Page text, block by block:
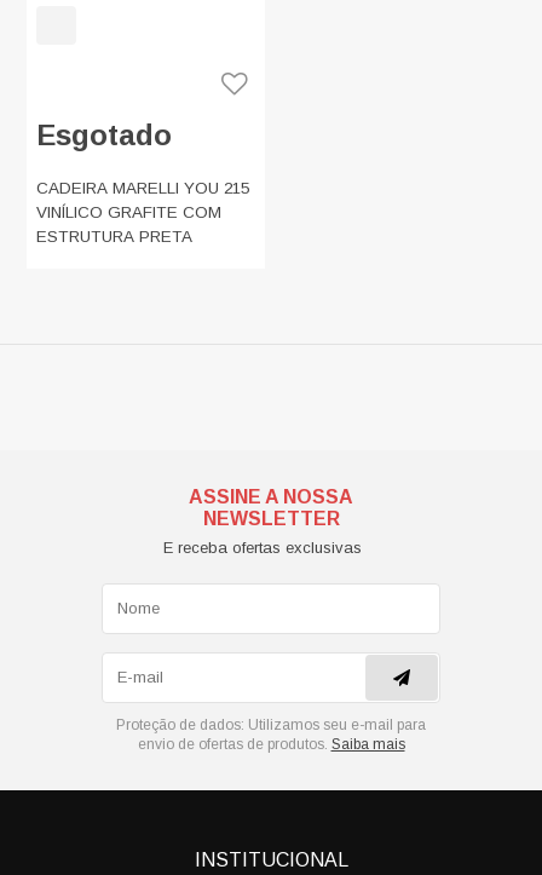
Esgotado
CADEIRA MARELLI YOU 215
VINÍLICO GRAFITE COM
ESTRUTURA PRETA
ASSINE A NOSSA
NEWSLETTER
E receba ofertas exclusivas
Proteção de dados: Utilizamos seu e-mail para
envio de ofertas de produtos. Saiba mais
INSTITUCIONAL